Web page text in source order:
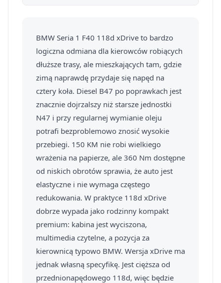
BMW Seria 1 F40 118d xDrive to bardzo
logiczna odmiana dla kierowców robiących
dłuższe trasy, ale mieszkających tam, gdzie
zimą naprawdę przydaje się napęd na
cztery koła. Diesel B47 po poprawkach jest
znacznie dojrzalszy niż starsze jednostki
N47 i przy regularnej wymianie oleju
potrafi bezproblemowo znosić wysokie
przebiegi. 150 KM nie robi wielkiego
wrażenia na papierze, ale 360 Nm dostępne
od niskich obrotów sprawia, że auto jest
elastyczne i nie wymaga częstego
redukowania. W praktyce 118d xDrive
dobrze wypada jako rodzinny kompakt
premium: kabina jest wyciszona,
multimedia czytelne, a pozycja za
kierownicą typowo BMW. Wersja xDrive ma
jednak własną specyfikę. Jest cięższa od
przednionapędowego 118d, więc będzie